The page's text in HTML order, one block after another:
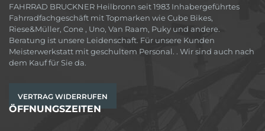
FAHRRAD BRUCKNER Heilbronn seit 1983 Inhabergeführtes
Fahrradfachgeschäft mit Topmarken wie Cube Bikes,
Riese&Müller, Cone , Uno, Van Raam, Puky und andere.
Beratung ist unsere Leidenschaft. Für unsere Kunden
Meisterwerkstatt mit geschultem Personal. . Wir sind auch nach
dem Kauf für Sie da.
VERTRAG WIDERRUFEN
ÖFFNUNGSZEITEN